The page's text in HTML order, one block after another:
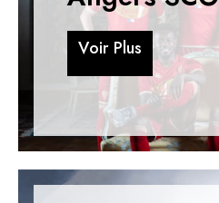
Voir Plus
Voir Plus